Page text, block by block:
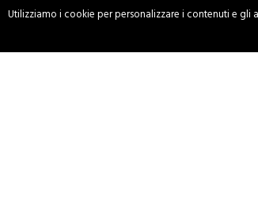
Utilizziamo i cookie per personalizzare i contenuti e